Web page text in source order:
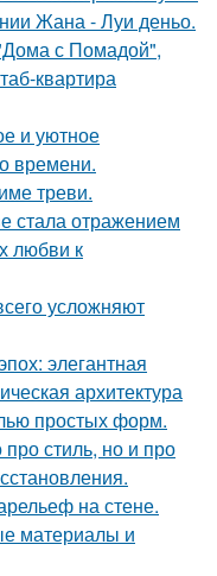
Жана - Луи деньо.
с Помадой",
квартира
и уютное
времени.
треви.
стала отражением
любви к
усложняют
элегантная
архитектура
простых форм.
стиль, но и про
на стене.
материалы и